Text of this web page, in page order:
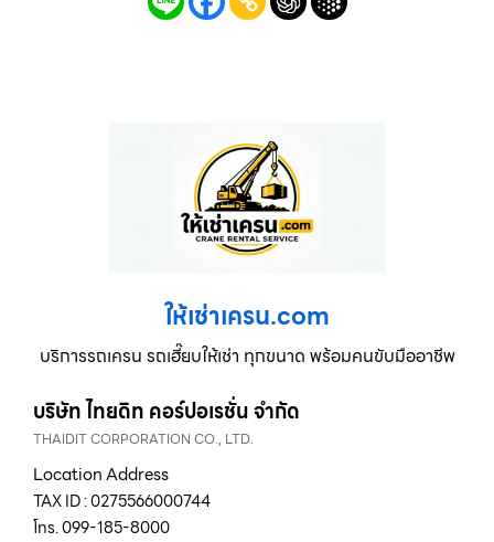
ให้เช่าเครน.com
บริการรถเครน รถเฮี๊ยบให้เช่า ทุกขนาด พร้อมคนขับมืออาชีพ
บริษัท ไทยดิท คอร์ปอเรชั่น จำกัด
THAIDIT CORPORATION CO., LTD.
Location Address
TAX ID : 0275566000744
โทร. 099-185-8000